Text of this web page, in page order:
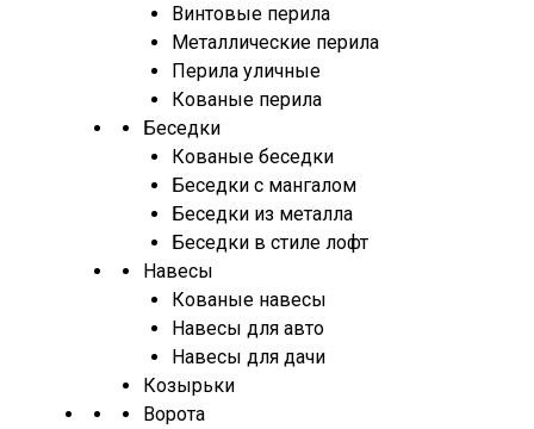
Винтовые перила
Металлические перила
Перила уличные
Кованые перила
Беседки
Кованые беседки
Беседки с мангалом
Беседки из металла
Беседки в стиле лофт
Навесы
Кованые навесы
Навесы для авто
Навесы для дачи
Козырьки
Ворота